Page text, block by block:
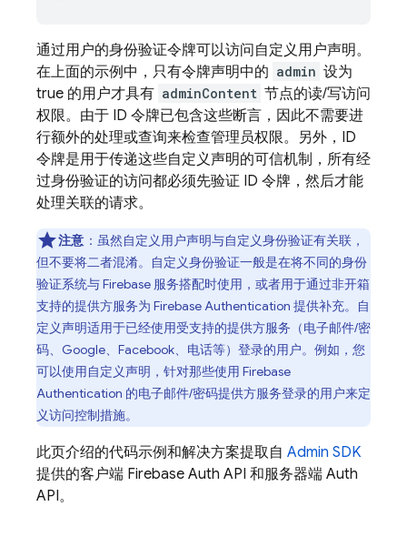
通过用户的身份验证令牌可以访问自定义用户声明。
在上面的示例中，只有令牌声明中的 admin 设为
true 的用户才具有 adminContent 节点的读/写访问
权限。由于 ID 令牌已包含这些断言，因此不需要进
行额外的处理或查询来检查管理员权限。另外，ID
令牌是用于传递这些自定义声明的可信机制，所有经
过身份验证的访问都必须先验证 ID 令牌，然后才能
处理关联的请求。
注意 ： 虽然自定义用户声明与自定义身份验证有关联，
但不要将二者混淆。
自定义身份验证一般是在将不同的身份
验证系统与 Firebase 服务搭配时使用，或者用于通过非开箱
支持的提供方服务为 Firebase Authentication 提供补充。自
定义声明适用于已经使用受支持的提供方服务（电子邮件/密
码、Google、Facebook、电话等）登录的用户。例如，您
可以使用自定义声明，针对那些使用 Firebase
Authentication 的电子邮件/密码提供方服务登录的用户来定
义访问控制措施。
此页介绍的代码示例和解决方案提取自 Admin SDK
提供的客户端 Firebase Auth API 和服务器端 Auth
API。